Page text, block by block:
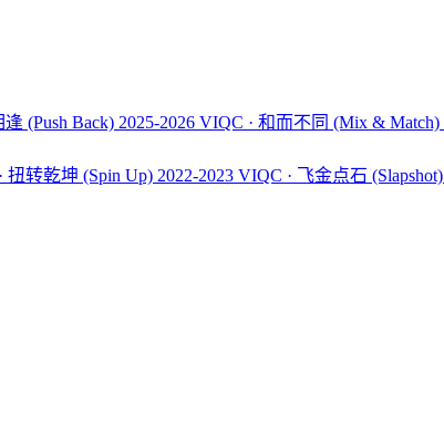
逢 (Push Back) 2025-2026 VIQC · 和而不同 (Mix & Match)
扭转乾坤 (Spin Up) 2022-2023 VIQC · 飞金点石 (Slapshot)